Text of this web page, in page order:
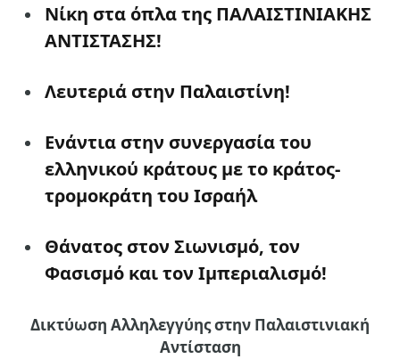
Nίκη στα όπλα της ΠΑΛΑΙΣΤΙΝΙΑΚΗΣ
ΑΝΤΙΣΤΑΣΗΣ!
Λευτεριά στην Παλαιστίνη!
Ενάντια στην συνεργασία του
ελληνικού κράτους με το κράτος-
τρομοκράτη του Ισραήλ
Θάνατος στον Σιωνισμό, τον
Φασισμό και τον Ιμπεριαλισμό!
Δικτύωση Αλληλεγγύης στην Παλαιστινιακή
Αντίσταση